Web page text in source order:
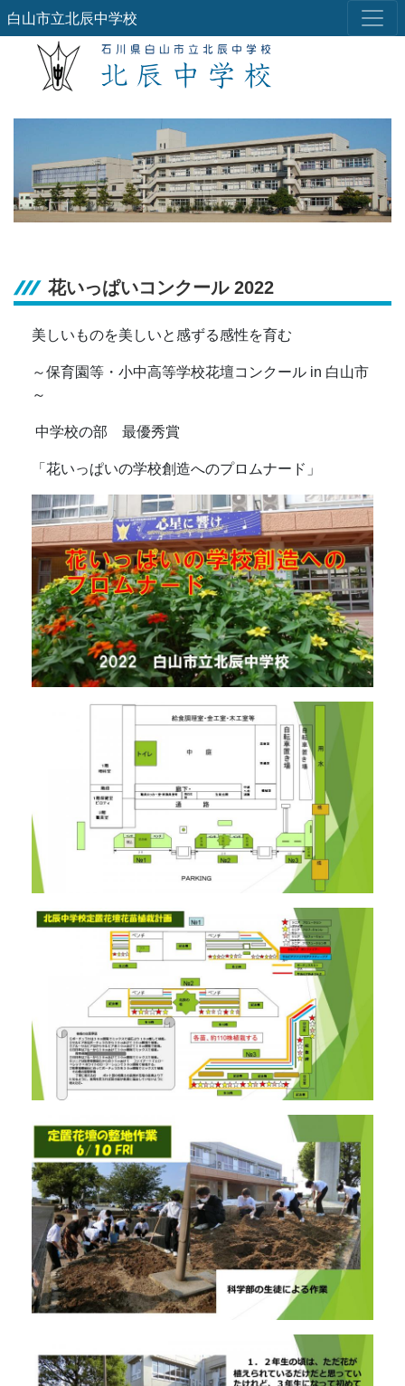
白山市立北辰中学校
花いっぱいコンクール 2022
美しいものを美しいと感ずる感性を育む
～保育園等・小中高等学校花壇コンクール in 白山市
～
中学校の部 最優秀賞
「花いっぱいの学校創造へのプロムナード」